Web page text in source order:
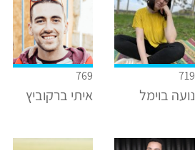
719
נועה בוימל
769
איתי ברקוביץ